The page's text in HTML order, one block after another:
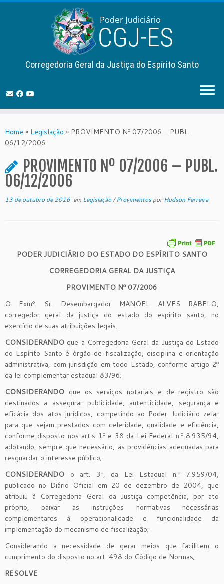
to
content
Corregedoria Geral da Justiça do Espírito Santo
Home » Legislação » PROVIMENTO Nº 07/2006 – PUBL.
06/12/2006
PROVIMENTO Nº 07/2006 – PUBL.
06/12/2006
13 de outubro de 2016 em Legislação/ProvimentosporHudson Ferreira
PODER JUDICIÁRIO DO ESTADO DO ESPÍRITO SANTO
CORREGEDORIA GERAL DA JUSTIÇA
PROVIMENTO Nº 07/2006
O Exmº. Sr. Desembargador MANOEL ALVES RABELO,
corregedor geral da justiça do estado do espírito santo, no
exercício de suas atribuições legais.
CONSIDERANDO que a Corregedoria Geral da Justiça do Estado
do Espírito Santo é órgão de fiscalização, disciplina e orientação
administrativa, com jurisdição em todo Estado, conforme artigo 2º
da lei complementar estadual 83/96;
CONSIDERANDO que os serviços notariais e de registro são
destinados a assegurar publicidade, autenticidade, segurança e
eficácia dos atos jurídicos, competindo ao Poder Judiciário zelar
para que sejam prestados com celeridade, qualidade e eficiência,
conforme disposto nos art.s 1º e 38 da Lei Federal n.º 8.935/94,
adotando, sempre que necessário, as providências adequadas para
resguardar o interesse público;
CONSIDERANDO o art. 3º, da Lei Estadual n.º 7.959/04,
publicado no Diário Oficial em 20 de dezembro de 2004, que
atribuiu à Corregedoria Geral da Justiça competência, por ato
próprio, baixar as instruções normativas necessárias
complementares à operacionalidade e funcionalidade da
implementação do mecanismo de fiscalização;
Considerando a necessidade de gerar meios que facilitem o
cumprimento do disposto no art. 498 do Código de Normas;
RESOLVE